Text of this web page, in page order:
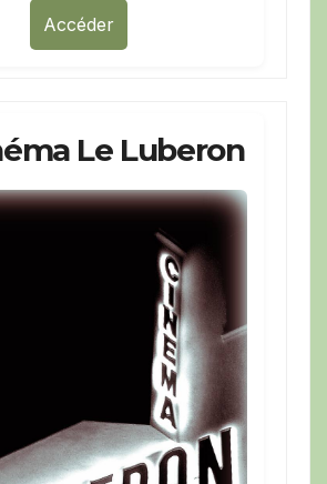
Accéder
Le Luberon